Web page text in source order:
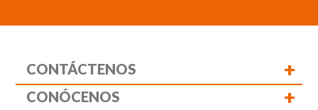
CONTÁCTENOS +
CONÓCENOS +